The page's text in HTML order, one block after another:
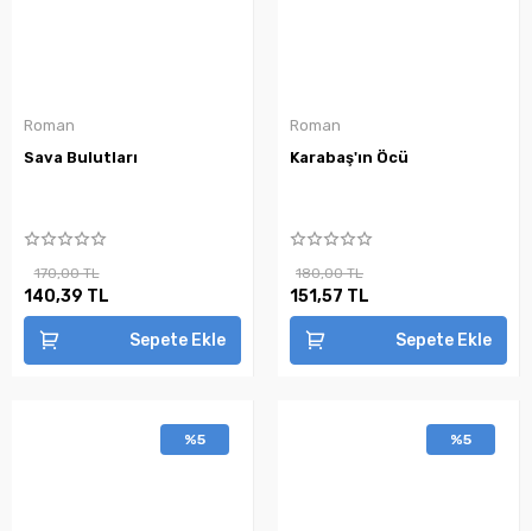
Roman
Sava Bulutları
170,00 TL
140,39 TL
Sepete Ekle
Roman
Karabaş'ın Öcü
180,00 TL
151,57 TL
Sepete Ekle
%5 %5